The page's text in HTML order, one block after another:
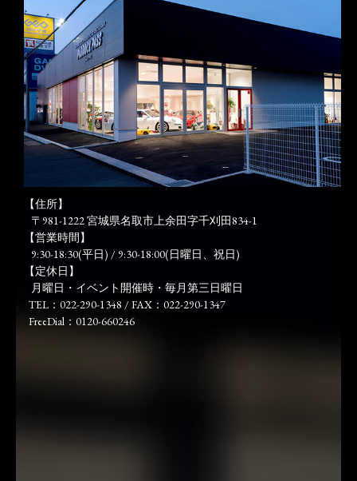
【住所】
〒981-1222 宮城県名取市上余田字千刈田834-1
【営業時間】
9:30-18:30(平日) / 9:30-18:00(日曜日、祝日)
【定休日】
月曜日・イベント開催時・毎月第三日曜日
TEL：022-290-1348 / FAX：022-290-1347
FreeDial：0120-660246